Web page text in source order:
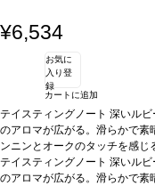
¥6,534
お気に
入り登
録
カートに追加
テイスティングノート 深いルビ
のアロマが広がる。滑らかで素
ンニンとオークのタッチを感
合う料理グリルやローストし
ー 90%、カベルネ・フラン
テイスティングノート 深いルビ
のアロマが広がる。滑らかで素